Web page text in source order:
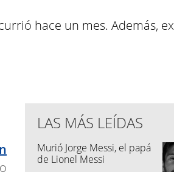
hace un mes. Además,
LAS MÁS LEÍDAS
Murió Jorge Messi, el papá
de Lionel Messi